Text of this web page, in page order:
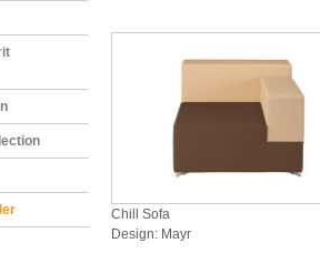
Chill Sofa
Design: Mayr